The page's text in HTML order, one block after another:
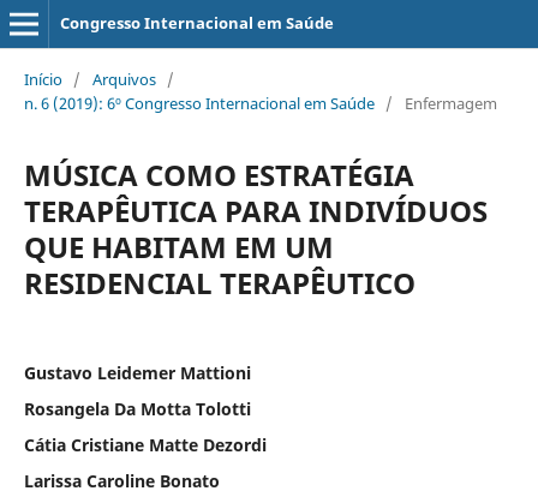
Congresso Internacional em Saúde
Início / Arquivos /
n. 6 (2019): 6º Congresso Internacional em Saúde / Enfermagem
MÚSICA COMO ESTRATÉGIA
TERAPÊUTICA PARA INDIVÍDUOS
QUE HABITAM EM UM
RESIDENCIAL TERAPÊUTICO
Gustavo Leidemer Mattioni
Rosangela Da Motta Tolotti
Cátia Cristiane Matte Dezordi
Larissa Caroline Bonato